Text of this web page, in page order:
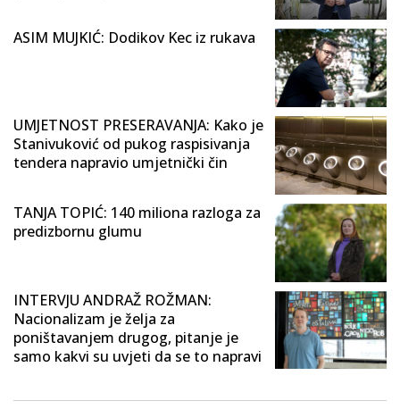
ASIM MUJKIĆ: Dodikov Kec iz rukava
UMJETNOST PRESERAVANJA: Kako je
Stanivuković od pukog raspisivanja
tendera napravio umjetnički čin
TANJA TOPIĆ: 140 miliona razloga za
predizbornu glumu
INTERVJU ANDRAŽ ROŽMAN:
Nacionalizam je želja za
poništavanjem drugog, pitanje je
samo kakvi su uvjeti da se to napravi